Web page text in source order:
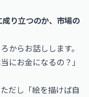
り立つのか、市場の
からお話しします。
にお金になるの？」
だし「絵を描けば自